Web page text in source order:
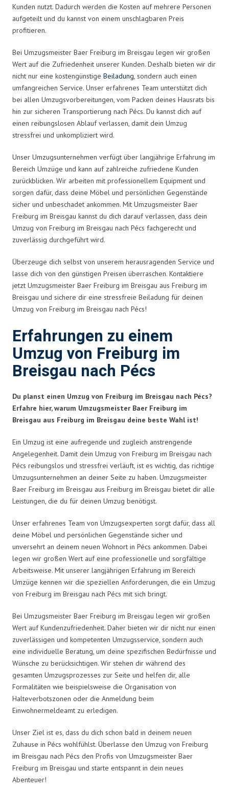
Kunden nutzt. Dadurch werden die Kosten auf mehrere Personen
aufgeteilt und du kannst von einem unschlagbaren Preis
profitieren.
Bei Umzugsmeister Baer Freiburg im Breisgau legen wir großen
Wert auf die Zufriedenheit unserer Kunden. Deshalb bieten wir dir
nicht nur eine kostengünstige Beiladung, sondern auch einen
umfangreichen Service. Unser erfahrenes Team unterstützt dich
bei allen Umzugsvorbereitungen, vom Packen deines Hausrats bis
hin zur sicheren Transportierung nach Pécs. Du kannst dich auf
einen reibungslosen Ablauf verlassen, damit dein Umzug
stressfrei und unkompliziert wird.
Unser Umzugsunternehmen verfügt über langjährige Erfahrung im
Bereich Umzüge und kann auf zahlreiche zufriedene Kunden
zurückblicken. Wir arbeiten mit professionellem Equipment und
sorgen dafür, dass deine Möbel und persönlichen Gegenstände
sicher und unbeschadet ankommen. Mit Umzugsmeister Baer
Freiburg im Breisgau kannst du dich darauf verlassen, dass dein
Umzug von Freiburg im Breisgau nach Pécs fachgerecht und
zuverlässig durchgeführt wird.
Überzeuge dich selbst von unserem herausragenden Service und
lasse dich von den günstigen Preisen überraschen. Kontaktiere
jetzt Umzugsmeister Baer Freiburg im Breisgau aus Freiburg im
Breisgau und sichere dir eine stressfreie Beiladung für deinen
Umzug von Freiburg im Breisgau nach Pécs!
Erfahrungen zu einem
Umzug von Freiburg im
Breisgau nach Pécs
Du planst einen Umzug von Freiburg im Breisgau nach Pécs?
Erfahre hier, warum Umzugsmeister Baer Freiburg im
Breisgau aus Freiburg im Breisgau deine beste Wahl ist!
Ein Umzug ist eine aufregende und zugleich anstrengende
Angelegenheit. Damit dein Umzug von Freiburg im Breisgau nach
Pécs reibungslos und stressfrei verläuft, ist es wichtig, das richtige
Umzugsunternehmen an deiner Seite zu haben. Umzugsmeister
Baer Freiburg im Breisgau aus Freiburg im Breisgau bietet dir alle
Leistungen, die du für deinen Umzug benötigst.
Unser erfahrenes Team von Umzugsexperten sorgt dafür, dass all
deine Möbel und persönlichen Gegenstände sicher und
unversehrt an deinem neuen Wohnort in Pécs ankommen. Dabei
legen wir großen Wert auf eine professionelle und sorgfältige
Arbeitsweise. Mit unserer langjährigen Erfahrung im Bereich
Umzüge kennen wir die speziellen Anforderungen, die ein Umzug
von Freiburg im Breisgau nach Pécs mit sich bringt.
Bei Umzugsmeister Baer Freiburg im Breisgau legen wir großen
Wert auf Kundenzufriedenheit. Daher bieten wir dir nicht nur einen
zuverlässigen und kompetenten Umzugsservice, sondern auch
eine individuelle Beratung, um deine spezifischen Bedürfnisse und
Wünsche zu berücksichtigen. Wir stehen dir während des
gesamten Umzugsprozesses zur Seite und helfen dir, alle
Formalitäten wie beispielsweise die Organisation von
Halteverbotszonen oder die Anmeldung beim
Einwohnermeldeamt zu erledigen.
Unser Ziel ist es, dass du dich schon bald in deinem neuen
Zuhause in Pécs wohlfühlst. Überlasse den Umzug von Freiburg
im Breisgau nach Pécs den Profis von Umzugsmeister Baer
Freiburg im Breisgau und starte entspannt in dein neues
Abenteuer!